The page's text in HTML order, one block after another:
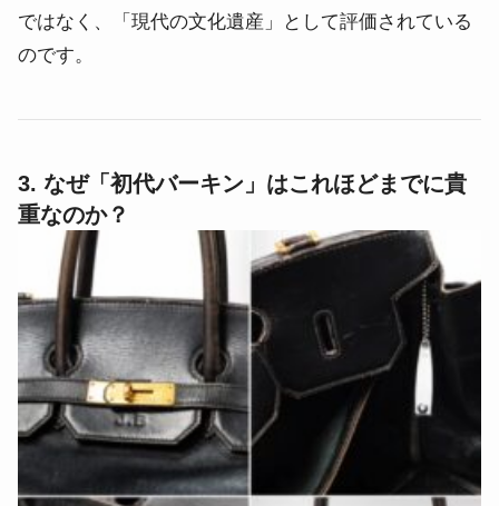
ではなく、「現代の文化遺産」として評価されている
のです。
3. なぜ「初代バーキン」はこれほどまでに貴
重なのか？